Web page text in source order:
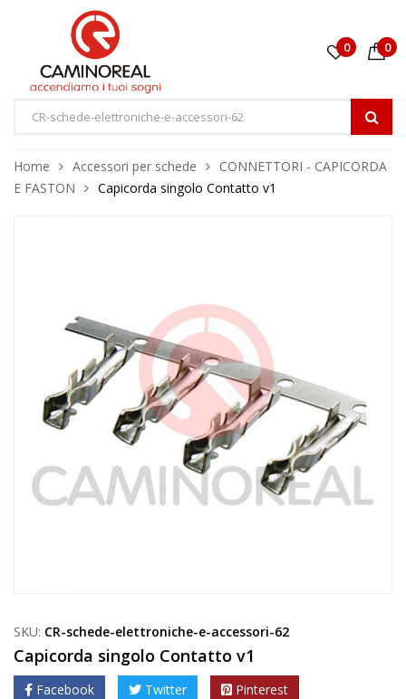
0 0
Home Accessori per schede
CONNETTORI - CAPICORDA
E FASTON
Capicorda singolo Contatto v1
SKU: CR-schede-elettroniche-e-accessori-62
Capicorda singolo Contatto v1
Facebook Twitter Pinterest